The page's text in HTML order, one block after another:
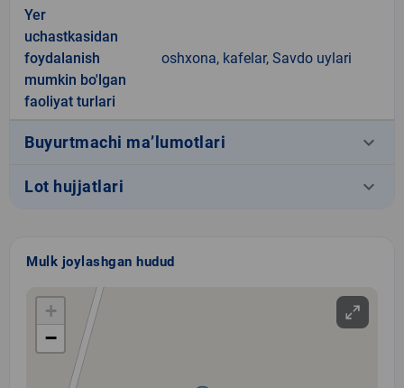
Yer
uchastkasidan
foydalanish
mumkin bo'lgan
faoliyat turlari
oshxona, kafelar, Savdo uylari
Buyurtmachi ma’lumotlari keyboard_arrow_down
Lot hujjatlari keyboard_arrow_down
Mulk joylashgan hudud
+
−